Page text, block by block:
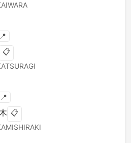
📍
📋
📍
📋